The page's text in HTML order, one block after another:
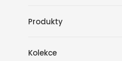
Produkty
Kolekce